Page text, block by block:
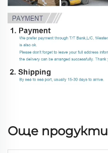
Още продукти